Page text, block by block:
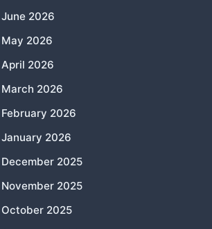
June 2026
May 2026
April 2026
March 2026
February 2026
January 2026
December 2025
November 2025
October 2025